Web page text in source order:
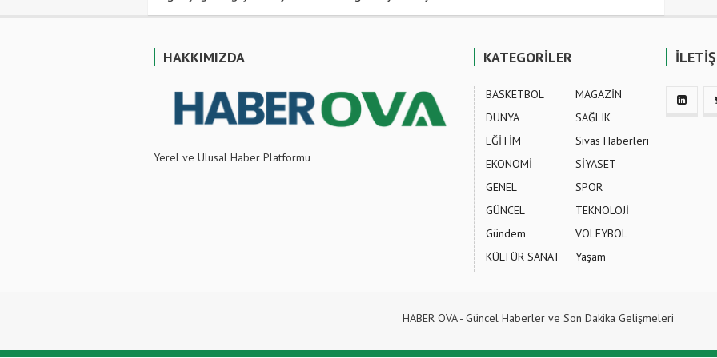
HAKKIMIZDA
Yerel ve Ulusal Haber Platformu
KATEGORİLER
BASKETBOL
DÜNYA
EĞİTİM
EKONOMİ
GENEL
GÜNCEL
Gündem
KÜLTÜR SANAT
MAGAZİN
SAĞLIK
Sivas Haberleri
SİYASET
SPOR
TEKNOLOJİ
VOLEYBOL
Yaşam
HABER OVA - Güncel Haberler ve Son Dakika Gelişmeleri